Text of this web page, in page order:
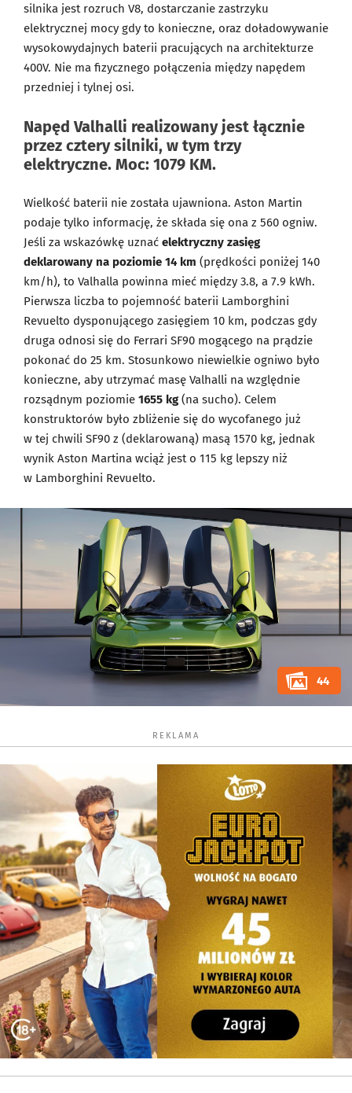
silnika jest rozruch V8, dostarczanie zastrzyku
elektrycznej mocy gdy to konieczne, oraz doładowywanie
wysokowydajnych baterii pracujących na architekturze
400V. Nie ma fizycznego połączenia między napędem
przedniej i tylnej osi.
Napęd Valhalli realizowany jest łącznie
przez cztery silniki, w tym trzy
elektryczne. Moc: 1079 KM.
Wielkość baterii nie została ujawniona. Aston Martin
podaje tylko informację, że składa się ona z 560 ogniw.
Jeśli za wskazówkę uznać elektryczny zasięg
deklarowany na poziomie 14 km (prędkości poniżej 140
km/h), to Valhalla powinna mieć między 3.8, a 7.9 kWh.
Pierwsza liczba to pojemność baterii Lamborghini
Revuelto dysponującego zasięgiem 10 km, podczas gdy
druga odnosi się do Ferrari SF90 mogącego na prądzie
pokonać do 25 km. Stosunkowo niewielkie ogniwo było
konieczne, aby utrzymać masę Valhalli na względnie
rozsądnym poziomie 1655 kg(na sucho). Celem
konstruktorów było zbliżenie się do wycofanego już
w tej chwili SF90 z (deklarowaną) masą 1570 kg, jednak
wynik Aston Martina wciąż jest o 115 kg lepszy niż
w Lamborghini Revuelto.
44
REKLAMA